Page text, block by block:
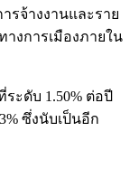
รจ้างงานและราย
งการเมืองภายใน
ะดับ 1.50% ต่อปี
ซึ่งนับเป็นอีก